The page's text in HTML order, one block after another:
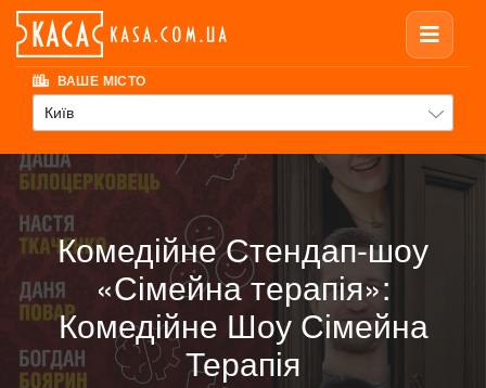
ВАШЕ МІСТО
Київ
Комедійне Стендап-шоу
«Сімейна терапія»:
Комедійне Шоу Сімейна
Терапія